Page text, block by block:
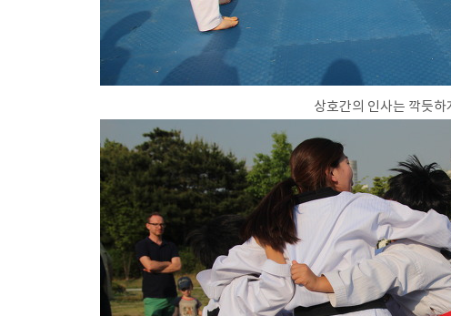
상호간의 인사는 깍듯